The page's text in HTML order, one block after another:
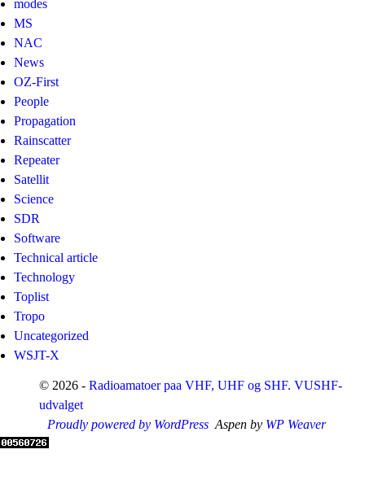
modes
MS
NAC
News
OZ-First
People
Propagation
Rainscatter
Repeater
Satellit
Science
SDR
Software
Technical article
Technology
Toplist
Tropo
Uncategorized
WSJT-X
© 2026 - Radioamatoer paa VHF, UHF og SHF. VUSHF-
udvalget
Proudly powered by WordPress Aspen by WP Weaver